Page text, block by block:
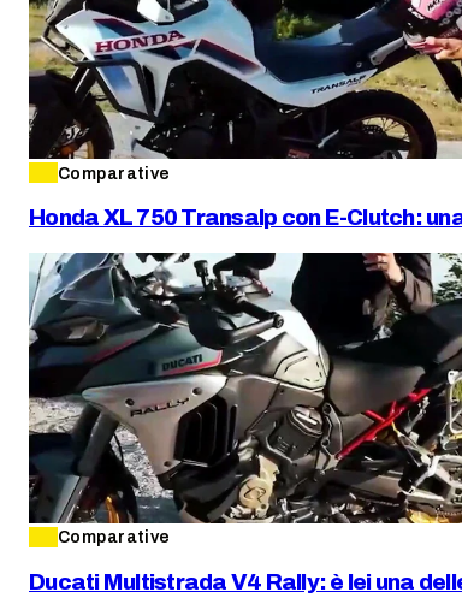
Comparative
Honda XL 750 Transalp con E-Clutch:
Comparative
Ducati Multistrada V4 Rally: è lei una